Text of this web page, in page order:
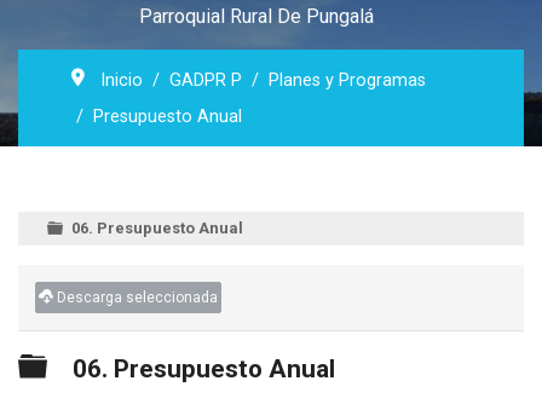
Parroquial Rural De Pungalá
Inicio GADPR P
Planes y Programas
Presupuesto Anual
06. Presupuesto Anual
Descarga seleccionada
Carpeta
06. Presupuesto Anual